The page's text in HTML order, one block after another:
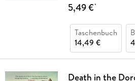
5,49 €*
Taschenbuch
14,49 €
Death in the